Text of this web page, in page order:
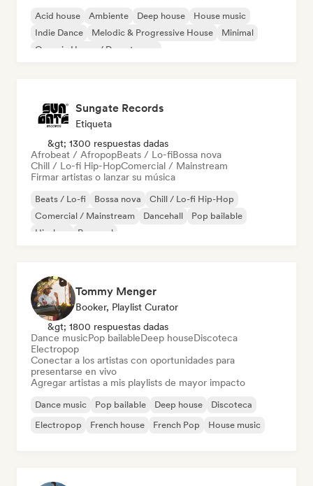
Acid house Ambiente Deep house
House music
Indie Dance
Melodic & Progressive House
Minimal
Organic House / Downtempo
Sungate Records
Etiqueta
&gt; 1300 respuestas dadas
Afrobeat / AfropopBeats / Lo-fiBossa nova
Chill / Lo-fi Hip-HopComercial / Mainstream
Firmar artistas o lanzar su música
Beats / Lo-fi Bossa nova
Chill / Lo-fi Hip-Hop
Comercial / Mainstream
Dancehall
Pop bailable
Hip-hop
Pop soul
Tommy Menger
Booker, Playlist Curator
&gt; 1800 respuestas dadas
Dance musicPop bailableDeep houseDiscoteca
Electropop
Conectar a los artistas con oportunidades para
presentarse en vivo
Agregar artistas a mis playlists de mayor impacto
Dance music Pop bailable Deep house
Discoteca
Electropop
French house French Pop House music